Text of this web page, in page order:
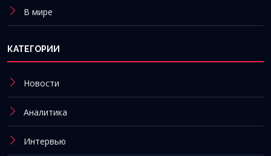
В мире
КАТЕГОРИИ
Новости
Аналитика
Интервью